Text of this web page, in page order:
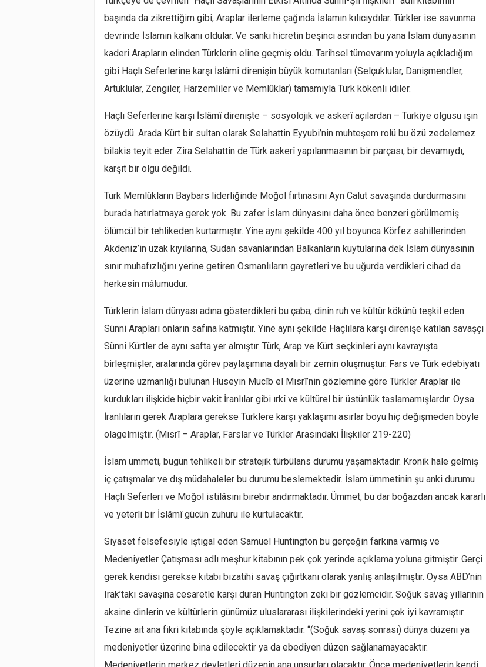
başında da zikrettiğim gibi, Araplar ilerleme çağında İslamın kılıcıydılar. Türkler ise savunma
devrinde İslamın kalkanı oldular. Ve sanki hicretin beşinci asrından bu yana İslam dünyasının
kaderi Arapların elinden Türklerin eline geçmiş oldu. Tarihsel tümevarım yoluyla açıkladığım
gibi Haçlı Seferlerine karşı İslâmî direnişin büyük komutanları (Selçuklular, Danişmendler,
Artuklular, Zengiler, Harzemliler ve Memlûklar) tamamıyla Türk kökenli idiler.
Haçlı Seferlerine karşı İslâmî direnişte – sosyolojik ve askerî açılardan – Türkiye olgusu işin
özüydü. Arada Kürt bir sultan olarak Selahattin Eyyubi’nin muhteşem rolü bu özü zedelemez
bilakis teyit eder. Zira Selahattin de Türk askerî yapılanmasının bir parçası, bir devamıydı,
karşıt bir olgu değildi.
Türk Memlûkların Baybars liderliğinde Moğol fırtınasını Ayn Calut savaşında durdurmasını
burada hatırlatmaya gerek yok. Bu zafer İslam dünyasını daha önce benzeri görülmemiş
ölümcül bir tehlikeden kurtarmıştır. Yine aynı şekilde 400 yıl boyunca Körfez sahillerinden
Akdeniz’in uzak kıyılarına, Sudan savanlarından Balkanların kuytularına dek İslam dünyasının
sınır muhafızlığını yerine getiren Osmanlıların gayretleri ve bu uğurda verdikleri cihad da
herkesin mâlumudur.
Türklerin İslam dünyası adına gösterdikleri bu çaba, dinin ruh ve kültür kökünü teşkil eden
Sünni Arapları onların safına katmıştır. Yine aynı şekilde Haçlılara karşı direnişe katılan savaşçı
Sünni Kürtler de aynı safta yer almıştır. Türk, Arap ve Kürt seçkinleri aynı kavrayışta
birleşmişler, aralarında görev paylaşımına dayalı bir zemin oluşmuştur. Fars ve Türk edebiyatı
üzerine uzmanlığı bulunan Hüseyin Mucîb el Mısrî’nin gözlemine göre Türkler Araplar ile
kurdukları ilişkide hiçbir vakit İranlılar gibi ırkî ve kültürel bir üstünlük taslamamışlardır. Oysa
İranlıların gerek Araplara gerekse Türklere karşı yaklaşımı asırlar boyu hiç değişmeden böyle
olagelmiştir. (Mısrî – Araplar, Farslar ve Türkler Arasındaki İlişkiler 219-220)
İslam ümmeti, bugün tehlikeli bir stratejik türbülans durumu yaşamaktadır. Kronik hale gelmiş
iç çatışmalar ve dış müdahaleler bu durumu beslemektedir. İslam ümmetinin şu anki durumu
Haçlı Seferleri ve Moğol istilâsını birebir andırmaktadır. Ümmet, bu dar boğazdan ancak kararlı
ve yeterli bir İslâmî gücün zuhuru ile kurtulacaktır.
Siyaset felsefesiyle iştigal eden Samuel Huntington bu gerçeğin farkına varmış ve
Medeniyetler Çatışması adlı meşhur kitabının pek çok yerinde açıklama yoluna gitmiştir. Gerçi
gerek kendisi gerekse kitabı bizatihi savaş çığırtkanı olarak yanlış anlaşılmıştır. Oysa ABD’nin
Irak’taki savaşına cesaretle karşı duran Huntington zeki bir gözlemcidir. Soğuk savaş yıllarının
aksine dinlerin ve kültürlerin günümüz uluslararası ilişkilerindeki yerini çok iyi kavramıştır.
Tezine ait ana fikri kitabında şöyle açıklamaktadır. “(Soğuk savaş sonrası) dünya düzeni ya
medeniyetler üzerine bina edilecektir ya da ebediyen düzen sağlanamayacaktır.
Medeniyetlerin merkez devletleri düzenin ana unsurları olacaktır. Önce medeniyetlerin kendi